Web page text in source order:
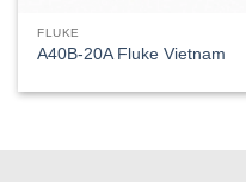
FLUKE
A40B-20A Fluke Vietnam